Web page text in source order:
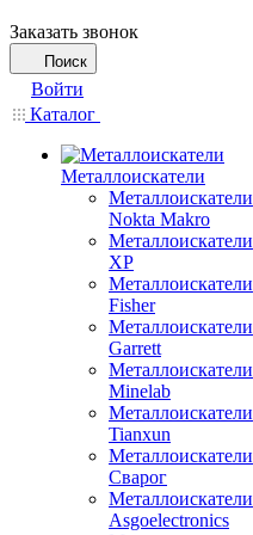
Заказать звонок
Поиск
Войти
Каталог
Металлоискатели
Металлоискатели
Nokta Makro
Металлоискатели
XP
Металлоискатели
Fisher
Металлоискатели
Garrett
Металлоискатели
Minelab
Металлоискатели
Tianxun
Металлоискатели
Сварог
Металлоискатели
Asgoelectronics